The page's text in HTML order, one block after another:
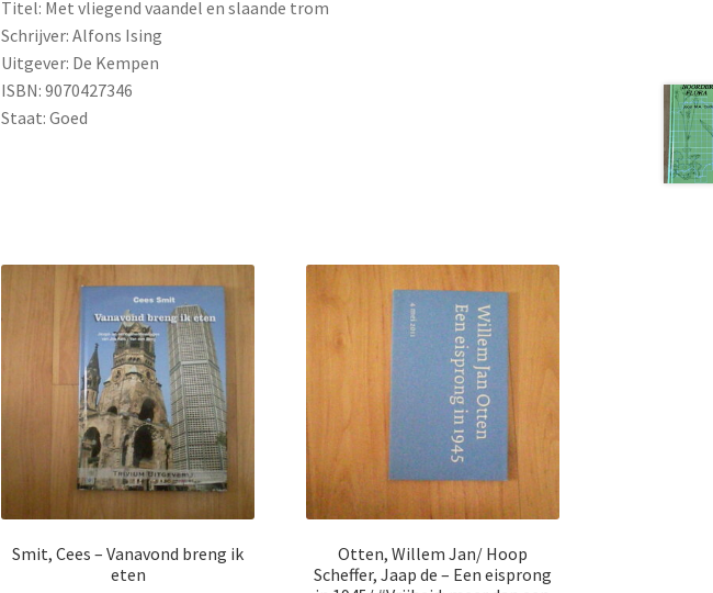
Titel: Met vliegend vaandel en slaande trom
Schrijver: Alfons Ising
Uitgever: De Kempen
ISBN: 9070427346
Staat: Goed
Smit, Cees – Vanavond breng ik
eten
Otten, Willem Jan/ Hoop
Scheffer, Jaap de – Een eisprong